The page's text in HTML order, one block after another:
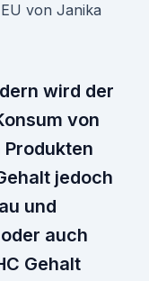
von Janika
wird der
von
jedoch
und
auch
Gehalt